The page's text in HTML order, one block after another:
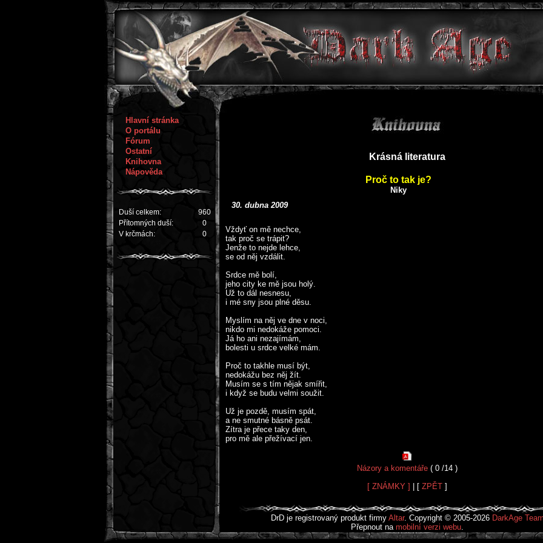
Hlavní stránka
O portálu
Fórum
Ostatní
Knihovna
Nápověda
Duší celkem:
960
Přítomných duší:
0
V krčmách:
0
Krásná literatura
Proč to tak je?
Niky
30. dubna 2009
Vždyť on mě nechce,
tak proč se trápit?
Jenže to nejde lehce,
se od něj vzdálit.
Srdce mě bolí,
jeho city ke mě jsou holý.
Už to dál nesnesu,
i mé sny jsou plné děsu.
Myslím na něj ve dne v noci,
nikdo mi nedokáže pomoci.
Já ho ani nezajímám,
bolesti u srdce velké mám.
Proč to takhle musí být,
nedokážu bez něj žít.
Musím se s tím nějak smířit,
i když se budu velmi soužit.
Už je pozdě, musím spát,
a ne smutné básně psát.
Zítra je přece taky den,
pro mě ale přežívací jen.
Názory a komentáře ( 0 /14 )
[ ZNÁMKY ]
| [ ZPĚT ]
DrD je registrovaný produkt firmy Altar. Copyright © 2005-2026 DarkAge
Přepnout na mobilní verzi webu.